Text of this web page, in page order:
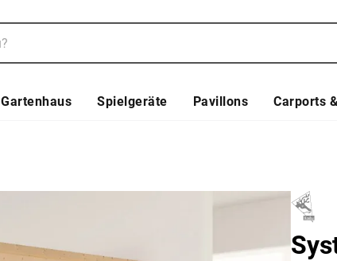
Gartenhaus Spielgeräte Pavillons Carports